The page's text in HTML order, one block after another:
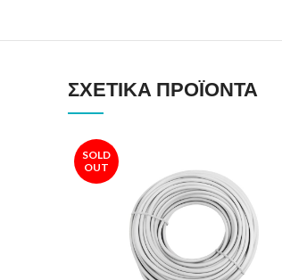
ΣΧΕΤΙΚΆ ΠΡΟΪΌΝΤΑ
SOLD
OUT